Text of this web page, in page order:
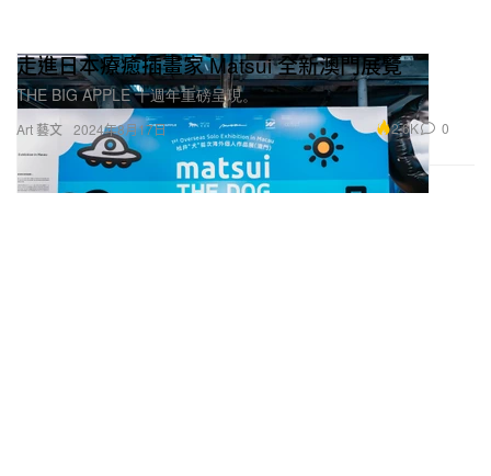
Art 藝文
走進日本療癒插畫家 Matsui 全新澳門展覽
THE BIG APPLE 十週年重磅呈現。
2024年8月17日 2.6K 0